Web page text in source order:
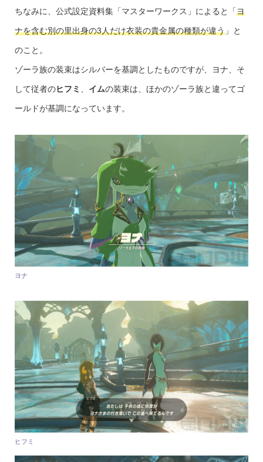
ちなみに、公式設定資料集「マスターワークス」によると「ヨ
ナを含む別の里出身の3人だけ衣装の貴金属の種類が違う」と
のこと。
ゾーラ族の装束はシルバーを基調としたものですが、ヨナ、そ
して従者のヒフミ イムの装束は、ほかのゾーラ族と違ってゴ
ールドが基調になっています。
ヨナ
ヒフミ